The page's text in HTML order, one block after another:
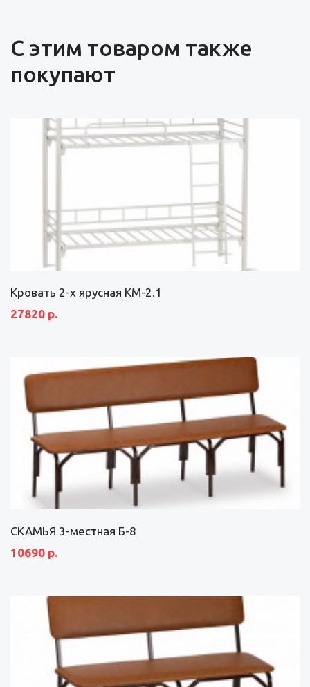
С этим товаром также
покупают
Кровать 2-х ярусная КМ-2.1
27820 р.
СКАМЬЯ 3-местная Б-8
10690 р.